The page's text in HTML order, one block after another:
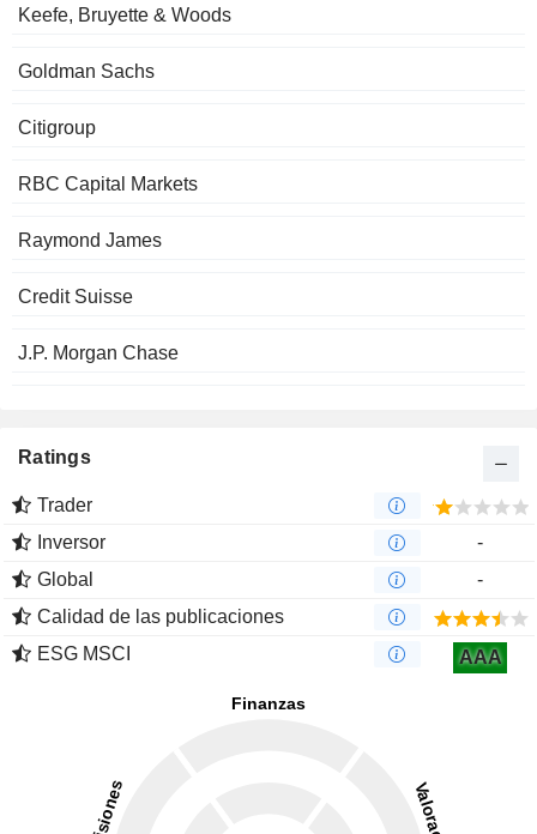
Keefe, Bruyette & Woods
Goldman Sachs
Citigroup
RBC Capital Markets
Raymond James
Credit Suisse
J.P. Morgan Chase
Ratings
Trader
Inversor
-
Global
-
Calidad de las publicaciones
ESG MSCI
AAA